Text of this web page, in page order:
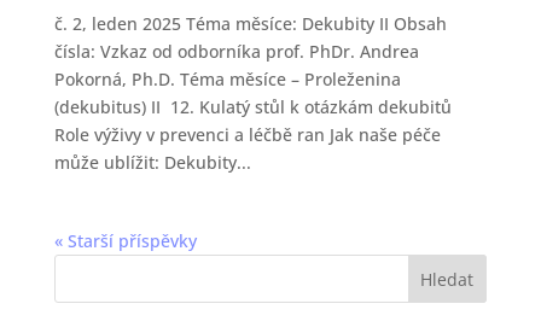
č. 2, leden 2025 Téma měsíce: Dekubity II Obsah
čísla: Vzkaz od odborníka prof. PhDr. Andrea
Pokorná, Ph.D. Téma měsíce – Proleženina
(dekubitus) II 12. Kulatý stůl k otázkám dekubitů
Role výživy v prevenci a léčbě ran Jak naše péče
může ublížit: Dekubity...
« Starší příspěvky